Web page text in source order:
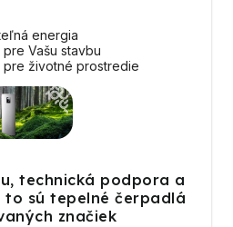
energia
Vašu stavbu
pre životné prostredie
technická podpora a
to sú tepelné čerpadlá
značiek